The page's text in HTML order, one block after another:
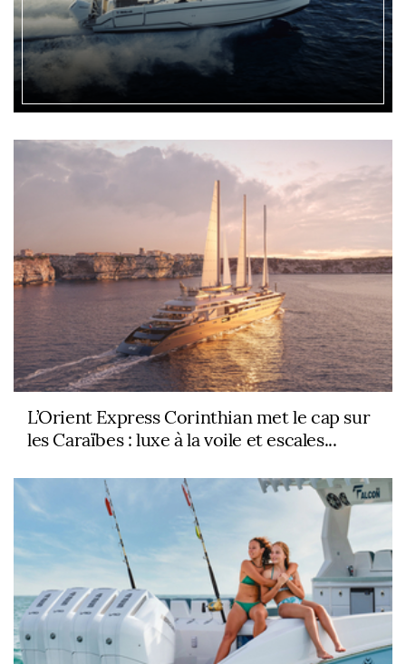
L’Orient Express Corinthian met le cap sur
les Caraïbes : luxe à la voile et escales...